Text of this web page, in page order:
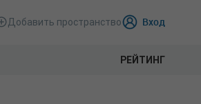
Добавить пространство Вход
РЕЙТИНГ